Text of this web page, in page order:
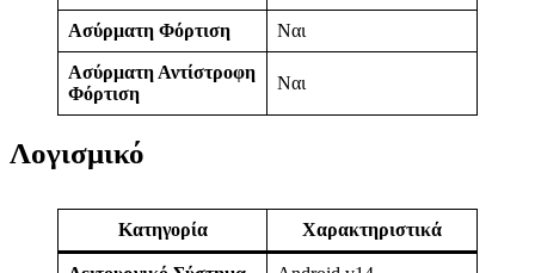
Ασύρματη Φόρτιση Ναι
Ασύρματη Αντίστροφη
Φόρτιση
Ναι
Λογισμικό
Κατηγορία Χαρακτηριστικά